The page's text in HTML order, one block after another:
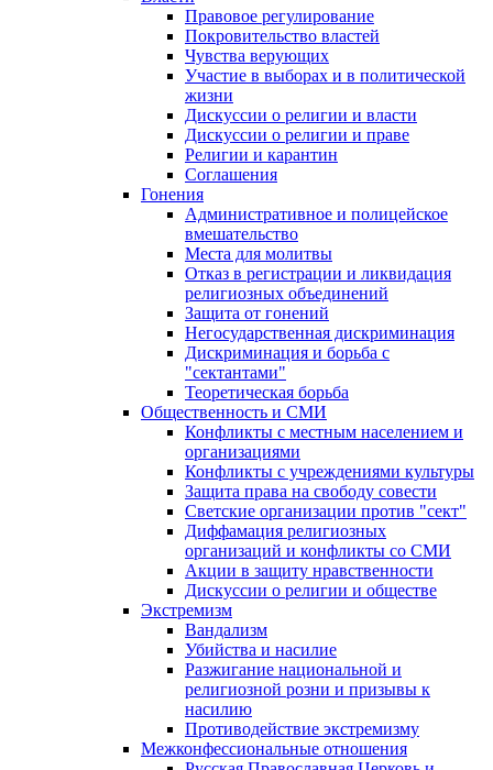
Правовое регулирование
Покровительство властей
Чувства верующих
Участие в выборах и в политической
жизни
Дискуссии о религии и власти
Дискуссии о религии и праве
Религии и карантин
Соглашения
Гонения
Административное и полицейское
вмешательство
Места для молитвы
Отказ в регистрации и ликвидация
религиозных объединений
Защита от гонений
Негосударственная дискриминация
Дискриминация и борьба с
"сектантами"
Теоретическая борьба
Общественность и СМИ
Конфликты с местным населением и
организациями
Конфликты с учреждениями культуры
Защита права на свободу совести
Светские организации против "сект"
Диффамация религиозных
организаций и конфликты со СМИ
Акции в защиту нравственности
Дискуссии о религии и обществе
Экстремизм
Вандализм
Убийства и насилие
Разжигание национальной и
религиозной розни и призывы к
насилию
Противодействие экстремизму
Межконфессиональные отношения